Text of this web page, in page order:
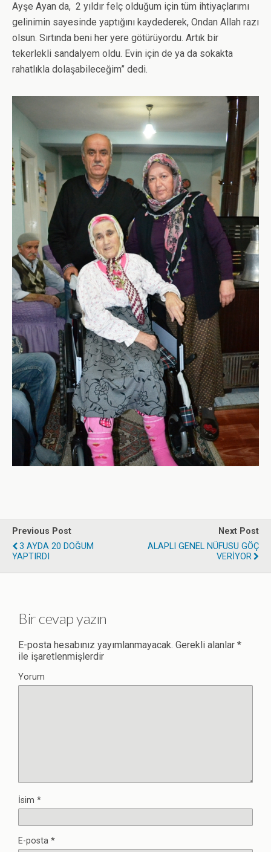
Ayşe Ayan da, 2 yıldır felç olduğum için tüm ihtiyaçlarımı
gelinimin sayesinde yaptığını kaydederek, Ondan Allah razı
olsun. Sırtında beni her yere götürüyordu. Artık bir
tekerlekli sandalyem oldu. Evin için de ya da sokakta
rahatlıkla dolaşabileceğim” dedi.
Previous Post
3 AYDA 20 DOĞUM
YAPTIRDI
Next Post
ALAPLI GENEL NÜFUSU GÖÇ
VERİYOR
Bir cevap yazın
E-posta hesabınız yayımlanmayacak. Gerekli alanlar *
ile işaretlenmişlerdir
Yorum
İsim *
E-posta *